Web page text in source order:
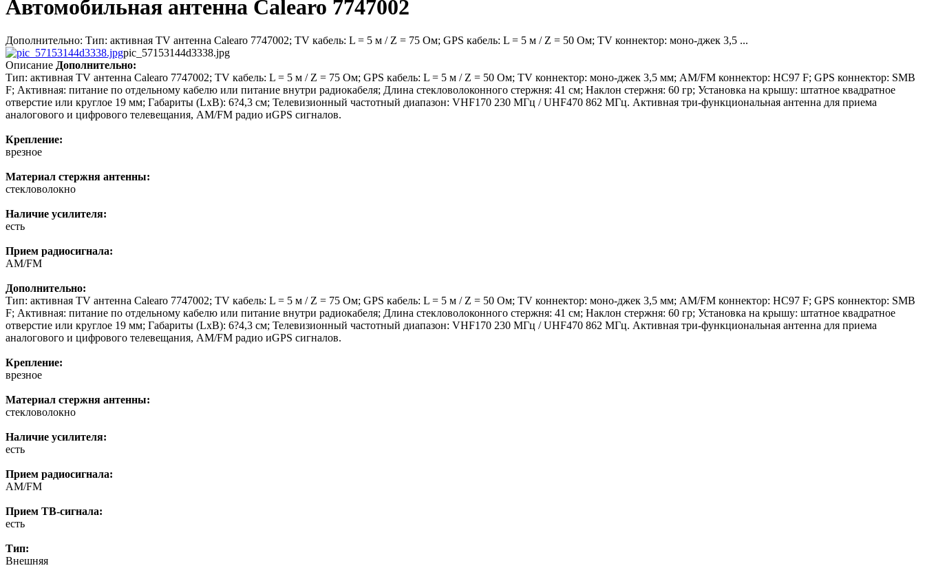
Автомобильная антенна Calearo 7747002
Дополнительно: Тип: активная TV антенна Calearo 7747002; TV кабель: L = 5 м / Z = 75 Ом; GPS кабель: L = 5 м / Z = 50 Ом; TV коннектор: моно-джек 3,5 ...
pic_57153144d3338.jpg
Описание Дополнительно:
Тип: активная TV антенна Calearo 7747002; TV кабель: L = 5 м / Z = 75 Ом; GPS кабель: L = 5 м / Z = 50 Ом; TV коннектор: моно-джек 3,5 мм; AM/FM коннектор: HC97 F; GPS коннектор: SMB
F; Активная: питание по отдельному кабелю или питание внутри радиокабеля; Длина стекловолоконного стержня: 41 см; Наклон стержня: 60 гр; Установка на крышу: штатное квадратное
отверстие или круглое 19 мм; Габариты (LxB): 6?4,3 см; Телевизионный частотный диапазон: VHF170 230 МГц / UHF470 862 МГц. Активная три-функциональная антенна для приема
аналогового и цифрового телевещания, AM/FM радио иGPS сигналов.
Крепление:
врезное
Материал стержня антенны:
стекловолокно
Наличие усилителя:
есть
Прием радиосигнала:
AM/FM
Дополнительно:
Тип: активная TV антенна Calearo 7747002; TV кабель: L = 5 м / Z = 75 Ом; GPS кабель: L = 5 м / Z = 50 Ом; TV коннектор: моно-джек 3,5 мм; AM/FM коннектор: HC97 F; GPS коннектор: SMB
F; Активная: питание по отдельному кабелю или питание внутри радиокабеля; Длина стекловолоконного стержня: 41 см; Наклон стержня: 60 гр; Установка на крышу: штатное квадратное
отверстие или круглое 19 мм; Габариты (LxB): 6?4,3 см; Телевизионный частотный диапазон: VHF170 230 МГц / UHF470 862 МГц. Активная три-функциональная антенна для приема
аналогового и цифрового телевещания, AM/FM радио иGPS сигналов.
Крепление:
врезное
Материал стержня антенны:
стекловолокно
Наличие усилителя:
есть
Прием радиосигнала:
AM/FM
Прием ТВ-сигнала:
есть
Тип:
Внешняя